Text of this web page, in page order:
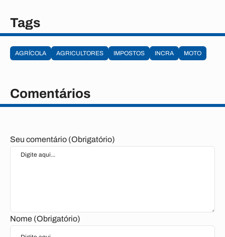
Tags
AGRÍCOLA AGRICULTORES IMPOSTOS INCRA MOTO
Comentários
Seu comentário (Obrigatório)
Nome (Obrigatório)